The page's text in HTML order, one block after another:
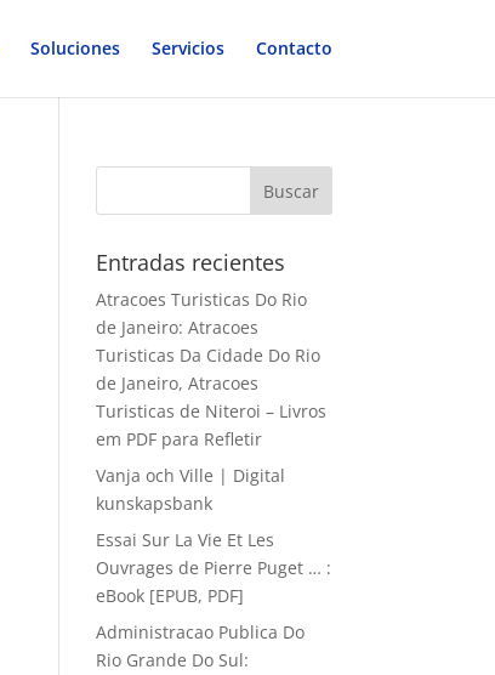
Soluciones Servicios Contacto
Entradas recientes
Atracoes Turisticas Do Rio
de Janeiro: Atracoes
Turisticas Da Cidade Do Rio
de Janeiro, Atracoes
Turisticas de Niteroi – Livros
em PDF para Refletir
Vanja och Ville | Digital
kunskapsbank
Essai Sur La Vie Et Les
Ouvrages de Pierre Puget … :
eBook [EPUB, PDF]
Administracao Publica Do
Rio Grande Do Sul: